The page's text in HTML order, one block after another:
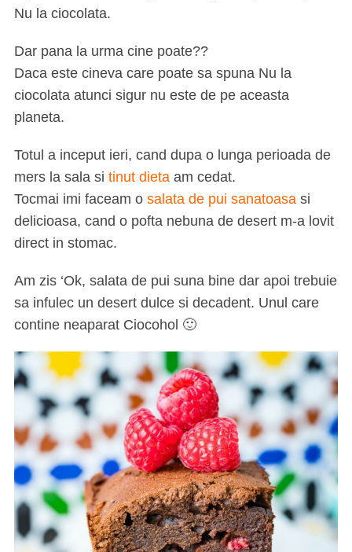
Nu la ciocolata.
Dar pana la urma cine poate??
Daca este cineva care poate sa spuna Nu la
ciocolata atunci sigur nu este de pe aceasta
planeta.
Totul a inceput ieri, cand dupa o lunga perioada de
mers la sala si tinut dietaam cedat.
Tocmai imi faceam o salata de pui sanatoasasi
delicioasa, cand o pofta nebuna de desert m-a lovit
direct in stomac.
Am zis ‘Ok, salata de pui suna bine dar apoi trebuie
sa infulec un desert dulce si decadent. Unul care
contine neaparat Ciocohol 🙂